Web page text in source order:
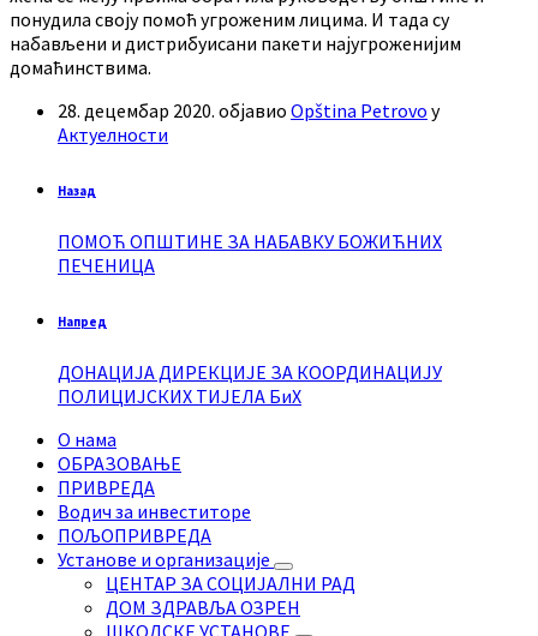
понудила своју помоћ угроженим лицима. И тада су
набављени и дистрибуисани пакети најугроженијим
домаћинствима.
28. децембар 2020. објавио Opština Petrovo у
Актуелности
Назад
ПОМОЋ ОПШТИНЕ ЗА НАБАВКУ БОЖИЋНИХ
ПЕЧЕНИЦА
Напред
ДОНАЦИЈА ДИРЕКЦИЈЕ ЗА КООРДИНАЦИЈУ
ПОЛИЦИЈСКИХ ТИЈЕЛА БиХ
О нама
ОБРАЗОВАЊЕ
ПРИВРЕДА
Водич за инвеститоре
ПОЉОПРИВРЕДА
Установе и организације
ЦЕНТАР ЗА СОЦИЈАЛНИ РАД
ДОМ ЗДРАВЉА ОЗРЕН
ШКОЛСКЕ УСТАНОВЕ